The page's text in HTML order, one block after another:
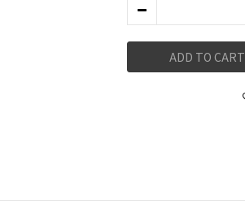
ADD TO CART